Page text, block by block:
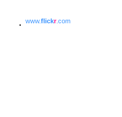
www.flickr.com